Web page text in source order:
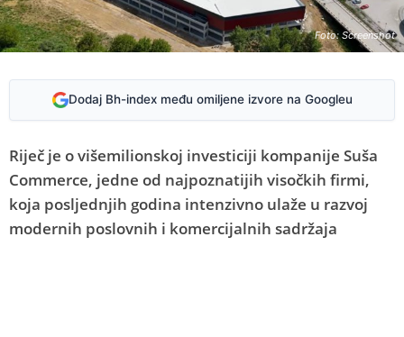
Foto: Screenshot
Dodaj Bh-index među omiljene izvore na Googleu
Riječ je o višemilionskoj investiciji kompanije Suša
Commerce, jedne od najpoznatijih visočkih firmi,
koja posljednjih godina intenzivno ulaže u razvoj
modernih poslovnih i komercijalnih sadržaja